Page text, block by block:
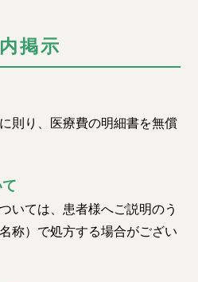
掲示
則り、医療費の明細書を無償
いては、患者様へご説明のう
称）で処方する場合がござい